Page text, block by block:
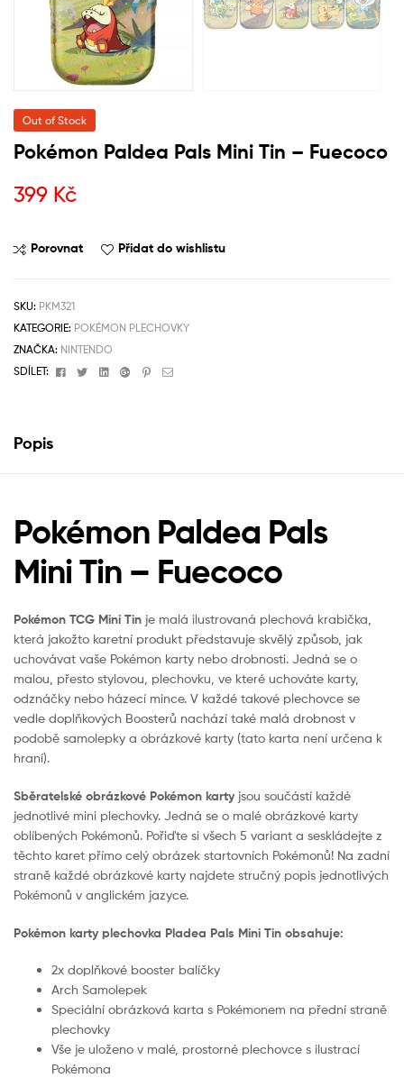
Out of Stock
Pokémon Paldea Pals Mini Tin – Fuecoco
399 Kč
Porovnat Přidat do wishlistu
SKU: PKM321
KATEGORIE: POKÉMON PLECHOVKY
ZNAČKA: NINTENDO
SDÍLET:
FacebookTwitterLinkedinGoogle+Pinterest
Email
Popis
Pokémon Paldea Pals
Mini Tin – Fuecoco
Pokémon TCG Mini Tin je malá ilustrovaná plechová krabička,
která jakožto karetní produkt představuje skvělý způsob, jak
uchovávat vaše Pokémon karty nebo drobnosti. Jedná se o
malou, přesto stylovou, plechovku, ve které uchováte karty,
odznáčky nebo házecí mince. V každé takové plechovce se
vedle doplňkových Boosterů nachází také malá drobnost v
podobě samolepky a obrázkové karty (tato karta není určena k
hraní).
Sběratelské obrázkové Pokémon karty jsou součástí každé
jednotlivé mini plechovky. Jedná se o malé obrázkové karty
oblíbených Pokémonů. Pořiďte si všech 5 variant a seskládejte z
těchto karet přímo celý obrázek startovních Pokémonů! Na zadní
straně každé obrázkové karty najdete stručný popis jednotlivých
Pokémonů v anglickém jazyce.
Pokémon karty plechovka Pladea Pals Mini Tin obsahuje:
2x doplňkové booster balíčky
Arch Samolepek
Speciální obrázková karta s Pokémonem na přední straně
plechovky
Vše je uloženo v malé, prostorné plechovce s ilustrací
Pokémona